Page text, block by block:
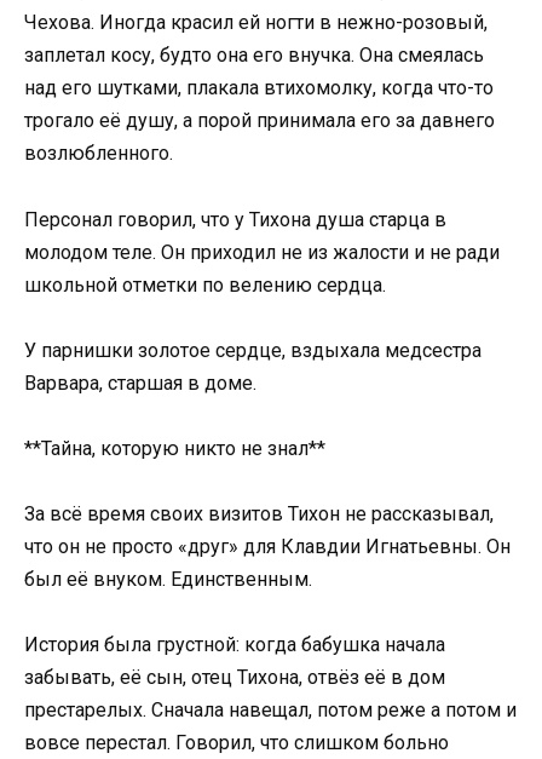
Чехова. Иногда красил ей ногти в нежно-розовый,
заплетал косу, будто она его внучка. Она смеялась
над его шутками, плакала втихомолку, когда что-то
трогало её душу, а порой принимала его за давнего
возлюбленного.
Персонал говорил, что у Тихона душа старца в
молодом теле. Он приходил не из жалости и не ради
школьной отметки по велению сердца.
У парнишки золотое сердце, вздыхала медсестра
Варвара, старшая в доме.
**Тайна, которую никто не знал**
За всё время своих визитов Тихон не рассказывал,
что он не просто «друг» для Клавдии Игнатьевны. Он
был её внуком. Единственным.
История была грустной: когда бабушка начала
забывать, её сын, отец Тихона, отвёз её в дом
престарелых. Сначала навещал, потом реже а потом и
вовсе перестал. Говорил, что слишком больно